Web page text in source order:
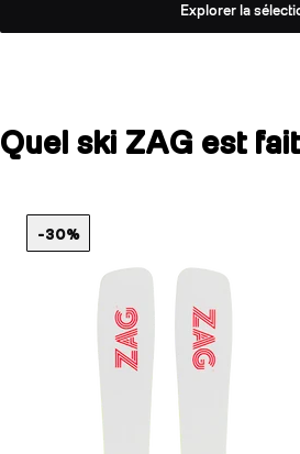
Explorer la
Quel ski ZAG est
-30%